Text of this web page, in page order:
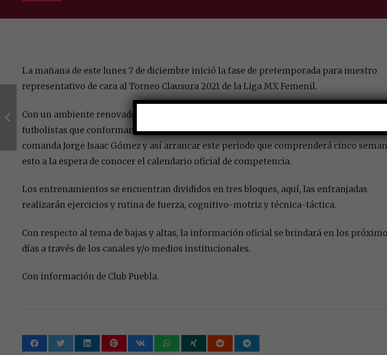
La mañana de este lunes 7 de diciembre inició la fase de pretemporada para nuestro
representativo de cara al Torneo Clausura 2021 de la Liga MX Femenil.
Con un ambiente renovado, luego de disfrutar de unos días de vacaciones, cada una de
futbolistas que conforman la plantilla se puso a disposición del cuerpo técnico que
comanda Jorge Isaac Gómez y así arrancar este periodo que comprenderá cinco
esto a la espera de conocer el calendario oficial de competencia.
Los entrenamientos se encuentran divididos en tres bloques, aquí, las enfranjadas
realizarán ejercicios y rutina de fuerza, cognitivo-motriz y técnica-táctica.
Con respecto al tema de bajas y altas, la información oficial se brindará en los
días a través de los canales y/o medios institucionales.
Con información de Club Puebla.